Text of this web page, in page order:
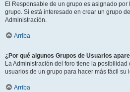
El Responsable de un grupo es asignado por
grupo. Si está interesado en crear un grupo
Administración.
Arriba
¿Por qué algunos Grupos de Usuarios
La Administración del foro tiene la
usuarios de un grupo para hacer más fácil su
Arriba